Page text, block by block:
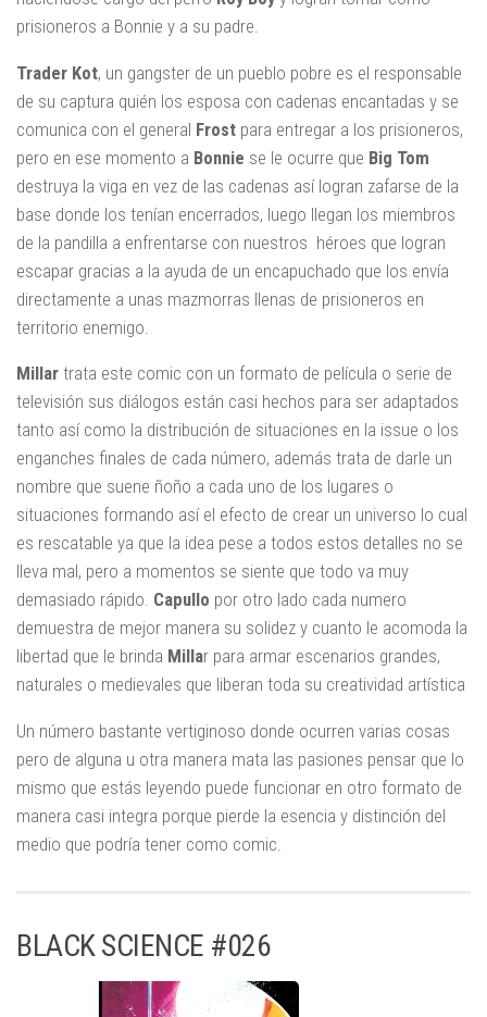
prisioneros a Bonnie y a su padre.
Trader Kot, un gangster de un pueblo pobre es el responsable
de su captura quién los esposa con cadenas encantadas y se
comunica con el general Frost para entregar a los prisioneros,
pero en ese momento a Bonnie se le ocurre que Big Tom
destruya la viga en vez de las cadenas así logran zafarse de la
base donde los tenían encerrados, luego llegan los miembros
de la pandilla a enfrentarse con nuestros héroes que logran
escapar gracias a la ayuda de un encapuchado que los envía
directamente a unas mazmorras llenas de prisioneros en
territorio enemigo.
Millar trata este comic con un formato de película o serie de
televisión sus diálogos están casi hechos para ser adaptados
tanto así como la distribución de situaciones en la issue o los
enganches finales de cada número, además trata de darle un
nombre que suene ñoño a cada uno de los lugares o
situaciones formando así el efecto de crear un universo lo cual
es rescatable ya que la idea pese a todos estos detalles no se
lleva mal, pero a momentos se siente que todo va muy
demasiado rápido. Capullo por otro lado cada numero
demuestra de mejor manera su solidez y cuanto le acomoda la
libertad que le brinda Millar para armar escenarios grandes,
naturales o medievales que liberan toda su creatividad artística
Un número bastante vertiginoso donde ocurren varias cosas
pero de alguna u otra manera mata las pasiones pensar que lo
mismo que estás leyendo puede funcionar en otro formato de
manera casi integra porque pierde la esencia y distinción del
medio que podría tener como comic.
BLACK SCIENCE #026